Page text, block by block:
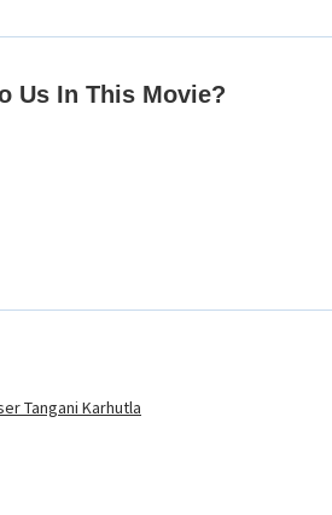
Tangani Karhutla